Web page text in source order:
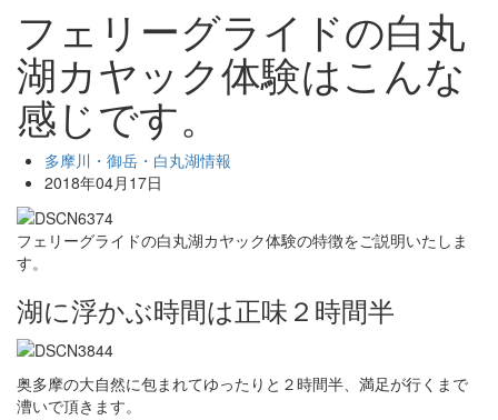
フェリーグライドの白丸
湖カヤック体験はこんな
感じです。
多摩川・御岳・白丸湖情報
2018年04月17日
フェリーグライドの白丸湖カヤック体験の特徴をご説明いたしま
す。
湖に浮かぶ時間は正味２時間半
奥多摩の大自然に包まれてゆったりと２時間半、満足が行くまで
漕いで頂きます。